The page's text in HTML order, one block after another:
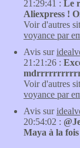
21:29:41 : Le
Aliexpress !
Voir d'autres
voyance par
Avis sur
21:21:26 :
Voir d'autres
voyance par
Avis sur
20:54:02 :
Maya à la